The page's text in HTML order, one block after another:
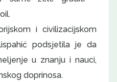
i civilizacijskom
podsjetila je da
u znanju i nauci,
doprinosa.